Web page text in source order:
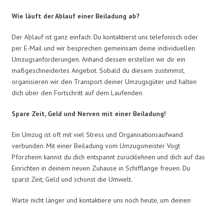
Wie läuft der Ablauf einer Beiladung ab?
Der Ablauf ist ganz einfach: Du kontaktierst uns telefonisch oder
per E-Mail und wir besprechen gemeinsam deine individuellen
Umzugsanforderungen. Anhand dessen erstellen wir dir ein
maßgeschneidertes Angebot. Sobald du diesem zustimmst,
organisieren wir den Transport deiner Umzugsgüter und halten
dich über den Fortschritt auf dem Laufenden.
Spare Zeit, Geld und Nerven mit einer Beiladung!
Ein Umzug ist oft mit viel Stress und Organisationsaufwand
verbunden. Mit einer Beiladung vom Umzugsmeister Vogt
Pforzheim kannst du dich entspannt zurücklehnen und dich auf das
Einrichten in deinem neuen Zuhause in Schifflange freuen. Du
sparst Zeit, Geld und schonst die Umwelt.
Warte nicht länger und kontaktiere uns noch heute, um deinen